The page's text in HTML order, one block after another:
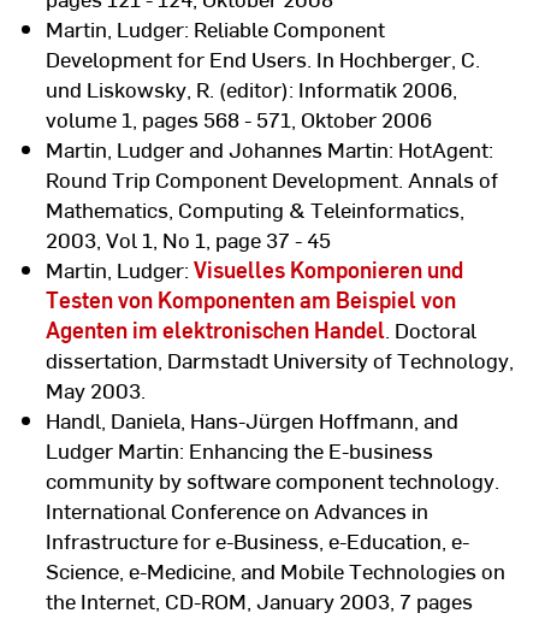
Martin, Ludger: Reliable Component
Development for End Users. In Hochberger, C.
und Liskowsky, R. (editor): Informatik 2006,
volume 1, pages 568 - 571, Oktober 2006
Martin, Ludger and Johannes Martin: HotAgent:
Round Trip Component Development. Annals of
Mathematics, Computing & Teleinformatics,
2003, Vol 1, No 1, page 37 - 45
Martin, Ludger: Visuelles Komponieren und
Testen von Komponenten am Beispiel von
Agenten im elektronischen Handel. Doctoral
dissertation, Darmstadt University of Technology,
May 2003.
Handl, Daniela, Hans-Jürgen Hoffmann, and
Ludger Martin: Enhancing the E-business
community by software component technology.
International Conference on Advances in
Infrastructure for e-Business, e-Education, e-
Science, e-Medicine, and Mobile Technologies on
the Internet, CD-ROM, January 2003, 7 pages